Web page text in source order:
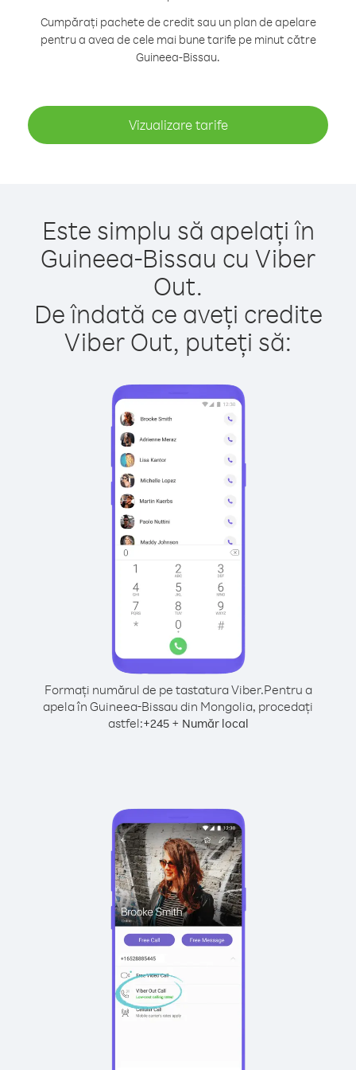
Cumpărați pachete de credit sau un plan de apelare
pentru a avea de cele mai bune tarife pe minut către
Guineea-Bissau.
Vizualizare tarife
Este simplu să apelați în
Guineea-Bissau cu Viber
Out.
De îndată ce aveți credite
Viber Out, puteți să:
Formați numărul de pe tastatura Viber.Pentru a
apela în Guineea-Bissau din Mongolia, procedați
astfel:+245+ Număr local